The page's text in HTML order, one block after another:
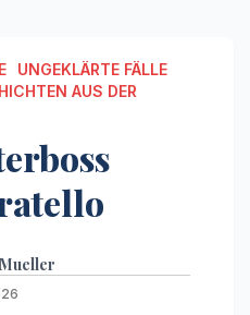
UNGEKLÄRTE FÄLLE
AUS DER